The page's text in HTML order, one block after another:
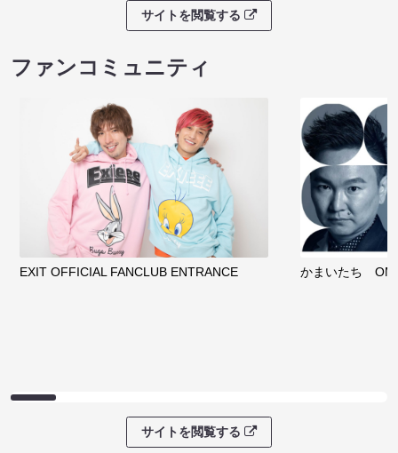
サイトを閲覧する
ファンコミュニティ
EXIT OFFICIAL FANCLUB ENTRANCE かまいたち
サイトを閲覧する